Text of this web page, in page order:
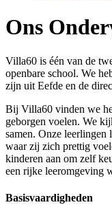
Ons
Villa60 is één van de
openbare school. We
zijn uit Eefde en de
Bij Villa60 vinden we
geborgen voelen. We
samen. Onze leerlingen
waar zij zich prettig
kinderen aan om zelf
een rijke leeromgeving
Basisvaardigheden